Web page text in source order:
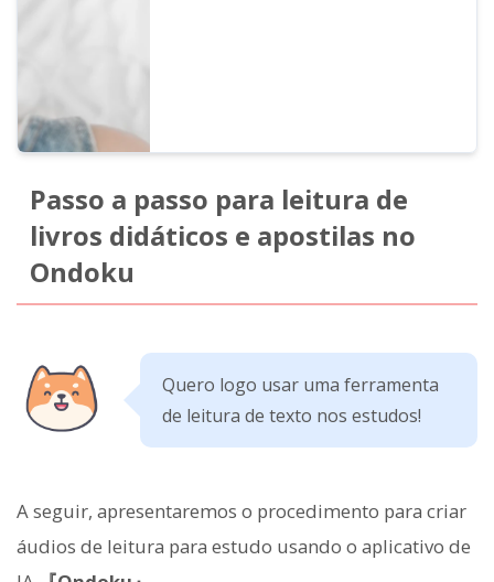
Passo a passo para leitura de
livros didáticos e apostilas no
Ondoku
Quero logo usar uma ferramenta
de leitura de texto nos estudos!
A seguir, apresentaremos o procedimento para criar
áudios de leitura para estudo usando o aplicativo de